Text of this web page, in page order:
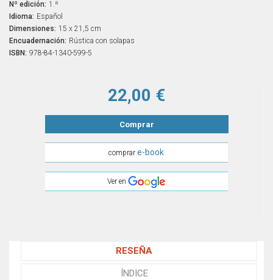
Nº edición: 1.ª
Idioma: Español
Dimensiones: 15 x 21,5 cm
Encuadernación: Rústica con solapas
ISBN: 978-84-1340-599-5
22,00 €
Comprar
comprare-book
Ver en
RESEÑA
ÍNDICE